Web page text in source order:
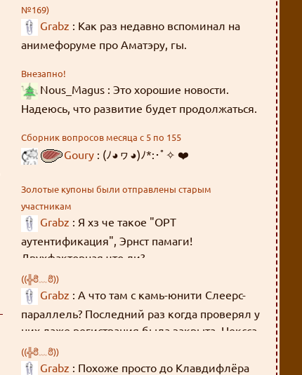
№169)
Grabz : Как раз недавно вспоминал на
анимефоруме про Аматэру, гы.
Внезапно!
Nous_Magus : Это хорошие новости.
Надеюсь, что развитие будет продолжаться.
Сборник вопросов месяца с 5 по 155
Goury : (ﾉ◕ヮ◕)ﾉ*:･ﾟ✧ ❤️
Золотые купоны были отправлены старым
участникам
Grabz : Я хз че такое "OPT
аутентификация", Эрнст памаги!
Двухфакторная что ли?
((╬ಠิ﹏ಠิ))
Grabz : А что там с камь-юнити Слеерс-
параллель? Последний раз когда проверял у
них даже регистрация была закрыта. Нексса-
джахады там всякие, Мордейны, Розевиры,
где все эти люди были 8 лет?
((╬ಠิ﹏ಠิ))
Grabz : Похоже просто до Клавдифлёра